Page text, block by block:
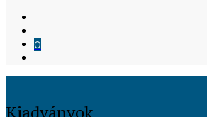
0
Kiadványok